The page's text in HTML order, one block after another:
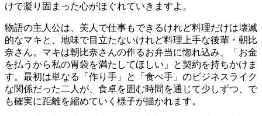
けで凝り固まった心がほぐれていきますよ。
物語の主人公は、美人で仕事もできるけれど料理だけは壊滅
的なマキと、地味で目立たないけれど料理上手な後輩・朝比
奈さん。マキは朝比奈さんの作るお弁当に惚れ込み、「お金
を払うから私の胃袋を満たしてほしい」と契約を持ちかけま
す。最初は単なる「作り手」と「食べ手」のビジネスライク
な関係だった二人が、食卓を囲む時間を通じて少しずつ、で
も確実に距離を縮めていく様子が描かれます。